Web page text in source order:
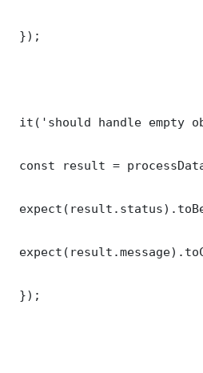
});
it('should handle empty
const result =
});